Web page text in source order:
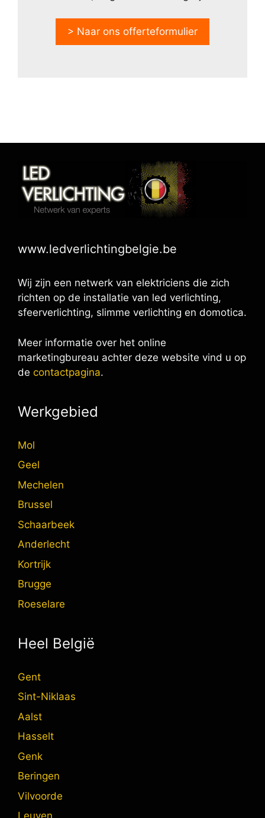
> Naar ons offerteformulier
www.ledverlichtingbelgie.be
Wij zijn een netwerk van elektriciens die zich
richten op de installatie van led verlichting,
sfeerverlichting, slimme verlichting en domotica.
Meer informatie over het online
marketingbureau achter deze website vind u op
de contactpagina.
Werkgebied
Mol
Geel
Mechelen
Brussel
Schaarbeek
Anderlecht
Kortrijk
Brugge
Roeselare
Heel België
Gent
Sint-Niklaas
Aalst
Hasselt
Genk
Beringen
Vilvoorde